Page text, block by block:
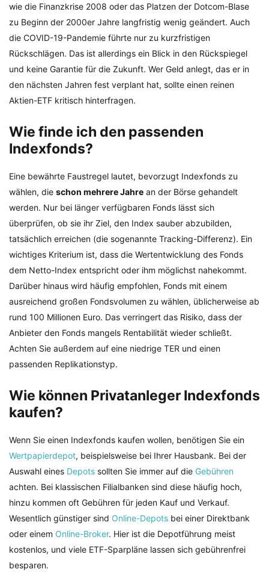
wie die Finanzkrise 2008 oder das Platzen der Dotcom-Blase
zu Beginn der 2000er Jahre langfristig wenig geändert. Auch
die COVID-19-Pandemie führte nur zu kurzfristigen
Rückschlägen. Das ist allerdings ein Blick in den Rückspiegel
und keine Garantie für die Zukunft. Wer Geld anlegt, das er in
den nächsten Jahren fest verplant hat, sollte einen reinen
Aktien-ETF kritisch hinterfragen.
Wie finde ich den passenden
Indexfonds?
Eine bewährte Faustregel lautet, bevorzugt Indexfonds zu
wählen, die schon mehrere Jahre an der Börse gehandelt
werden. Nur bei länger verfügbaren Fonds lässt sich
überprüfen, ob sie ihr Ziel, den Index sauber abzubilden,
tatsächlich erreichen (die sogenannte Tracking-Differenz). Ein
wichtiges Kriterium ist, dass die Wertentwicklung des Fonds
dem Netto-Index entspricht oder ihm möglichst nahekommt.
Darüber hinaus wird häufig empfohlen, Fonds mit einem
ausreichend großen Fondsvolumen zu wählen, üblicherweise ab
rund 100 Millionen Euro. Das verringert das Risiko, dass der
Anbieter den Fonds mangels Rentabilität wieder schließt.
Achten Sie außerdem auf eine niedrige TER und einen
passenden Replikationstyp.
Wie können Privatanleger Indexfonds
kaufen?
Wenn Sie einen Indexfonds kaufen wollen, benötigen Sie ein
Wertpapierdepot, beispielsweise bei Ihrer Hausbank. Bei der
Auswahl eines Depots sollten Sie immer auf die Gebühren
achten. Bei klassischen Filialbanken sind diese häufig hoch,
hinzu kommen oft Gebühren für jeden Kauf und Verkauf.
Wesentlich günstiger sind Online-Depots bei einer Direktbank
oder einem Online-Broker. Hier ist die Depotführung meist
kostenlos, und viele ETF-Sparpläne lassen sich gebührenfrei
besparen.